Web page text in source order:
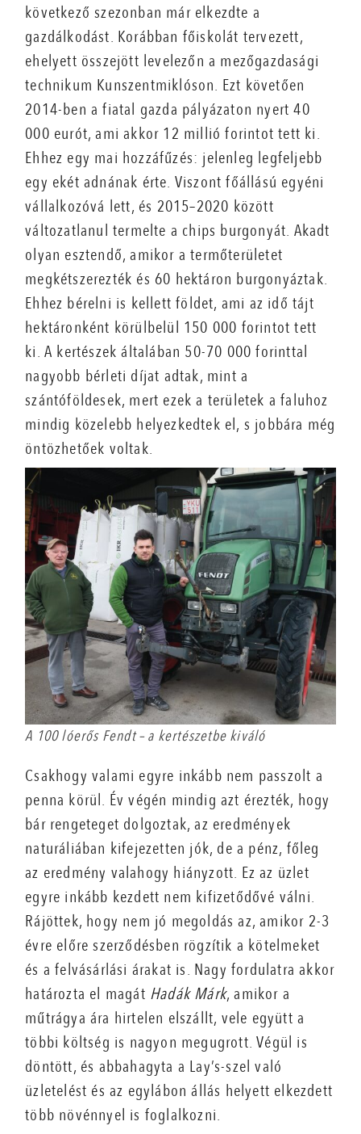
következő szezonban már elkezdte a
gazdálkodást. Korábban főiskolát tervezett,
ehelyett összejött levelezőn a mezőgazdasági
technikum Kunszentmiklóson. Ezt követően
2014-ben a fiatal gazda pályázaton nyert 40
000 eurót, ami akkor 12 millió forintot tett ki.
Ehhez egy mai hozzáfűzés: jelenleg legfeljebb
egy ekét adnának érte. Viszont főállású egyéni
vállalkozóvá lett, és 2015–2020 között
változatlanul termelte a chips burgonyát. Akadt
olyan esztendő, amikor a termőterületet
megkétszerezték és 60 hektáron burgonyáztak.
Ehhez bérelni is kellett földet, ami az idő tájt
hektáronként körülbelül 150 000 forintot tett
ki. A kertészek általában 50-70 000 forinttal
nagyobb bérleti díjat adtak, mint a
szántóföldesek, mert ezek a területek a faluhoz
mindig közelebb helyezkedtek el, s jobbára még
öntözhetőek voltak.
A 100 lóerős Fendt – a kertészetbe kiváló
Csakhogy valami egyre inkább nem passzolt a
penna körül. Év végén mindig azt érezték, hogy
bár rengeteget dolgoztak, az eredmények
naturáliában kifejezetten jók, de a pénz, főleg
az eredmény valahogy hiányzott. Ez az üzlet
egyre inkább kezdett nem kifizetődővé válni.
Rájöttek, hogy nem jó megoldás az, amikor 2-3
évre előre szerződésben rögzítik a kötelmeket
és a felvásárlási árakat is. Nagy fordulatra akkor
határozta el magát Hadák Márk, amikor a
műtrágya ára hirtelen elszállt, vele együtt a
többi költség is nagyon megugrott. Végül is
döntött, és abbahagyta a Lay’s-szel való
üzletelést és az egylábon állás helyett elkezdett
több növénnyel is foglalkozni.